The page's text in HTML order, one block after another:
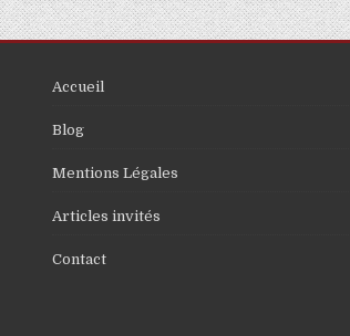
Accueil
Blog
Mentions Légales
Articles invités
Contact